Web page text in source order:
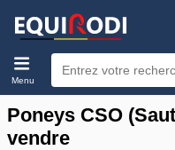
Menu
Poneys CSO
vendre